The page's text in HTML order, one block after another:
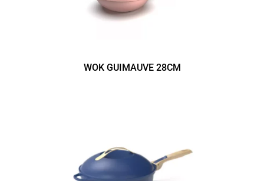
WOK GUIMAUVE 28CM